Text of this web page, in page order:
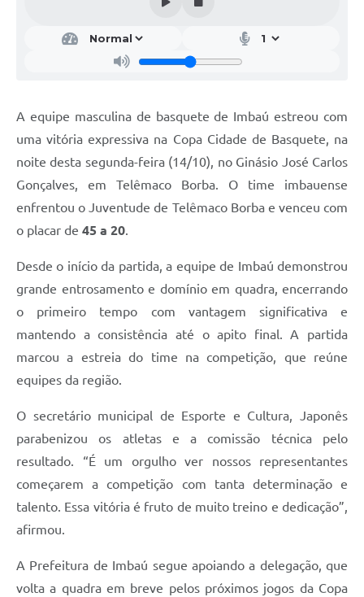
A equipe masculina de basquete de Imbaú estreou com
uma vitória expressiva na Copa Cidade de Basquete, na
noite desta segunda-feira (14/10), no Ginásio José Carlos
Gonçalves, em Telêmaco Borba. O time imbauense
enfrentou o Juventude de Telêmaco Borba e venceu com
o placar de 45 a 20.
Desde o início da partida, a equipe de Imbaú demonstrou
grande entrosamento e domínio em quadra, encerrando
o primeiro tempo com vantagem significativa e
mantendo a consistência até o apito final. A partida
marcou a estreia do time na competição, que reúne
equipes da região.
O secretário municipal de Esporte e Cultura, Japonês
parabenizou os atletas e a comissão técnica pelo
resultado. “É um orgulho ver nossos representantes
começarem a competição com tanta determinação e
talento. Essa vitória é fruto de muito treino e dedicação”,
afirmou.
A Prefeitura de Imbaú segue apoiando a delegação, que
volta a quadra em breve pelos próximos jogos da Copa